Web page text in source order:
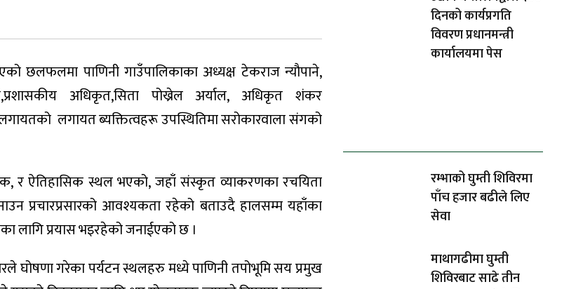
छलफलमा पाणिनी गाउँपालिकाका अध्यक्ष टेकराज न्यौपाने,
अधिकृत,सिता पोख्रेल अर्याल, अधिकृत शंकर
लगायत ब्यक्तित्वहरू उपस्थितिमा सरोकारवाला संगको
र ऐतिहासिक स्थल भएको, जहाँ संस्कृत व्याकरणका रचयिता
प्रचारप्रसारको आवश्यकता रहेको बताउदै हालसम्म यहाँका
लागि प्रयास भइरहेको जनाईएको छ ।
घोषणा गरेका पर्यटन स्थलहरु मध्ये पाणिनी तपोभूमि सय प्रमुख
दिनको कार्यप्रगति
विवरण प्रधानमन्त्री
कार्यालयमा पेस
रम्भाको घुम्ती शिविरमा
पाँच हजार बढीले लिए
सेवा
माथागढीमा घुम्ती
शिविरबाट साढे तीन